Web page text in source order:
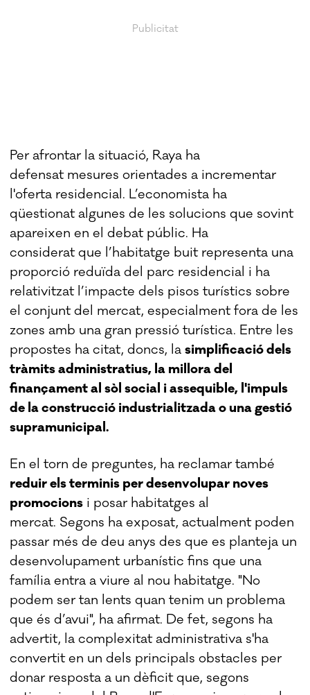
Per afrontar la situació, Raya ha
defensat mesures orientades a incrementar
l'oferta residencial. L’economista ha
qüestionat algunes de les solucions que sovint
apareixen en el debat públic. Ha
considerat que l’habitatge buit representa una
proporció reduïda del parc residencial i ha
relativitzat l’impacte dels pisos turístics sobre
el conjunt del mercat, especialment fora de les
zones amb una gran pressió turística. Entre les
propostes ha citat, doncs, lasimplificació dels
tràmits administratius, la millora del
finançament al sòl social i assequible, l'impuls
de la construcció industrialitzada o una gestió
supramunicipal.
En el torn de preguntes, ha reclamar també
reduir els terminis per desenvolupar noves
promocions i posar habitatges al
mercat. Segons ha exposat, actualment poden
passar més de deu anys des que es planteja un
desenvolupament urbanístic fins que una
família entra a viure al nou habitatge. "No
podem ser tan lents quan tenim un problema
que és d’avui", ha afirmat. De fet, segons ha
advertit, la complexitat administrativa s'ha
convertit en un dels principals obstacles per
donar resposta a un dèficit que, segons